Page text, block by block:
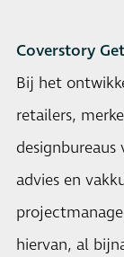
Coverstory
Bij het
retailers,
advies en
hiervan, al